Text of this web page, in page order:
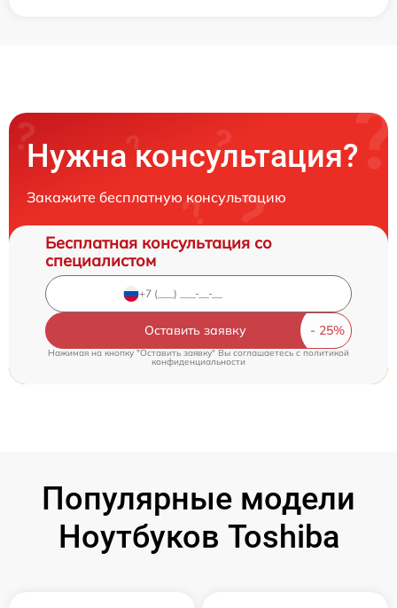
Нужна консультация?
Закажите бесплатную консультацию
Бесплатная консультация со
специалистом
Оставить заявку
Нажимая на кнопку "Оставить заявку" Вы соглашаетесь cполитикой
конфиденциальности
Популярные модели
Ноутбуков Toshiba